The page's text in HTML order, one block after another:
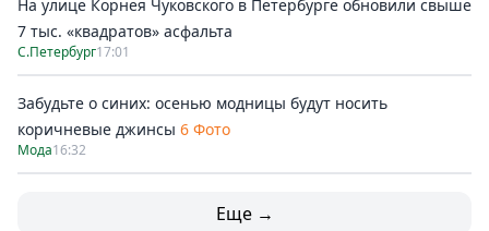
На улице Корнея Чуковского в Петербурге обновили свыше
7 тыс. «квадратов» асфальта
С.Петербург17:01
Забудьте о синих: осенью модницы будут носить
коричневые джинсы 6 Фото
Мода16:32
Еще →